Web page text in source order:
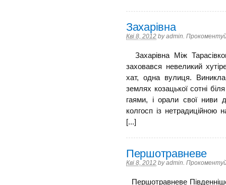
Захарівна
Кві 8, 2012 byadmin.
Захарівна Між
заховався невеликий
хат, одна вулиця.
землях козацької сотні
гаями, і орали свої ниви
колгосп із
[...]
Першотравневе
Кві 8, 2012 byadmin.
Першотравневе